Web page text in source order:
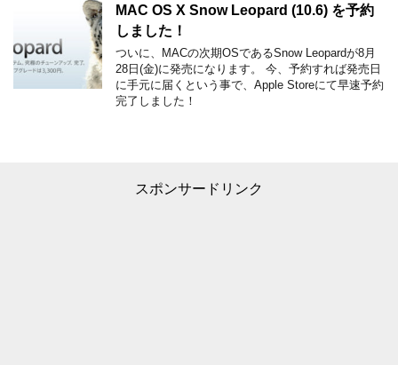
MAC OS X Snow Leopard (10.6) を予約
しました！
ついに、MACの次期OSであるSnow Leopardが8月
28日(金)に発売になります。 今、予約すれば発売日
に手元に届くという事で、Apple Storeにて早速予約
完了しました！
スポンサードリンク